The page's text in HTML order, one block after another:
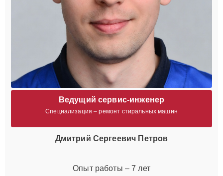
Ведущий сервис-инженер
Специализация – ремонт стиральных машин
Дмитрий Сергеевич Петров
Опыт работы – 7 лет